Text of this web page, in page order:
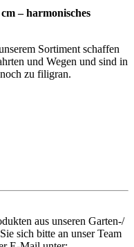
– harmonisches
Sortiment schaffen
und Wegen und sind in
zu filigran.
aus unseren Garten-/
sich bitte an unser Team